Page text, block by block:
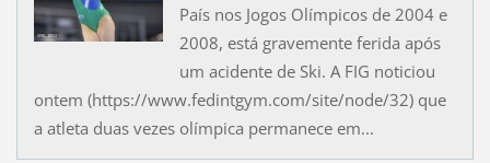
País nos Jogos Olímpicos de 2004 e
2008, está gravemente ferida após
um acidente de Ski. A FIG noticiou
ontem (https://www.fedintgym.com/site/node/32) que
a atleta duas vezes olímpica permanece em...